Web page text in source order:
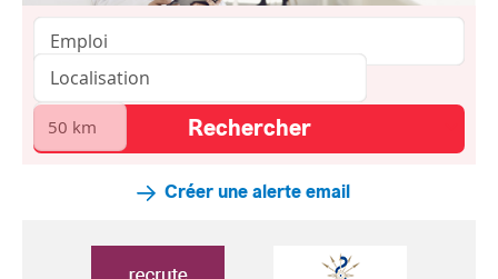
Créer une alerte email